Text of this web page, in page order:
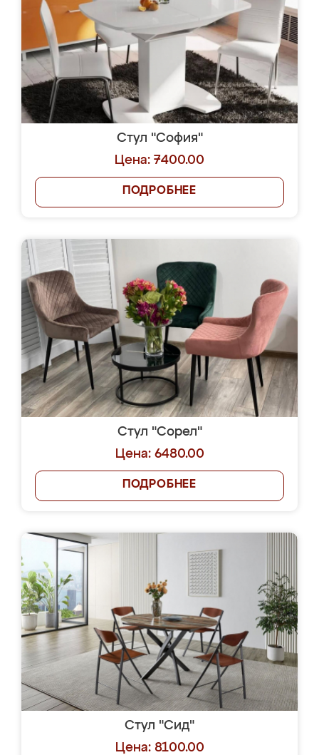
Стул "София"
Цена: 7400.00
ПОДРОБНЕЕ
Стул "Сорел"
Цена: 6480.00
ПОДРОБНЕЕ
Стул "Сид"
Цена: 8100.00